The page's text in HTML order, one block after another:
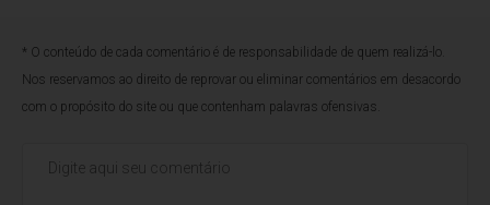
* O conteúdo de cada comentário é de responsabilidade de quem realizá-lo.
Nos reservamos ao direito de reprovar ou eliminar comentários em desacordo
com o propósito do site ou que contenham palavras ofensivas.